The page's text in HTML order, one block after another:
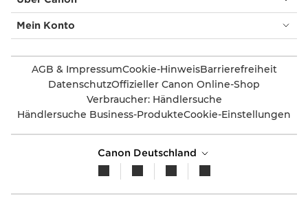
Mein Konto
AGB & ImpressumCookie-HinweisBarrierefreiheit
DatenschutzOffizieller Canon Online-Shop
Verbraucher: Händlersuche
Händlersuche Business-ProdukteCookie-Einstellungen
Canon Deutschland